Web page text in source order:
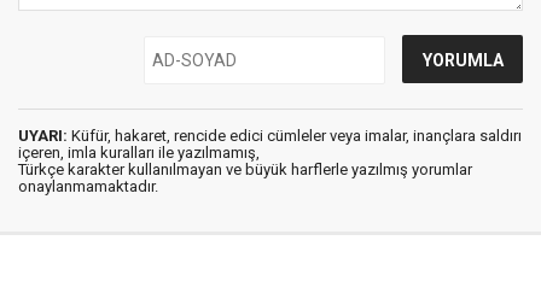
UYARI: Küfür, hakaret, rencide edici cümleler veya imalar, inançlara saldırı
içeren, imla kuralları ile yazılmamış,
Türkçe karakter kullanılmayan ve büyük harflerle yazılmış yorumlar
onaylanmamaktadır.